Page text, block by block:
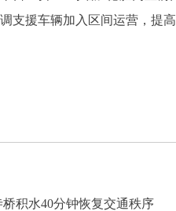
支援车辆加入区间运营，提
积水40分钟恢复交通秩序